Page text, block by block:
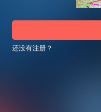
还没有注册？